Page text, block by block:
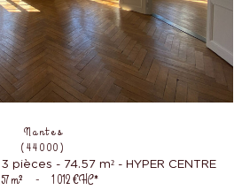
Nantes
(44000)
- 74.57 m² - HYPER CENTRE
m² - 1 012 €HC*